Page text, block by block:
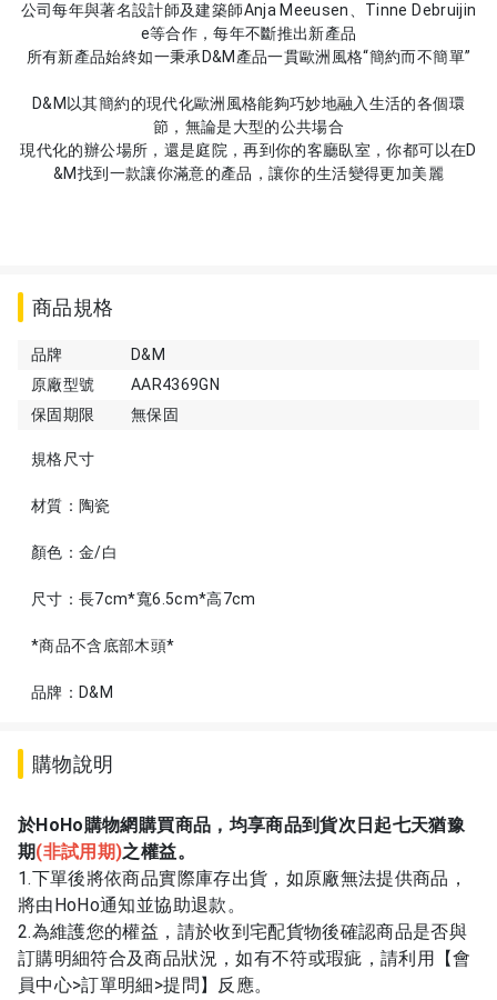
公司每年與著名設計師及建築師Anja Meeusen、Tinne Debruijin
e等合作，每年不斷推出新產品
所有新產品始終如一秉承D&M產品一貫歐洲風格“簡約而不簡單”
D&M以其簡約的現代化歐洲風格能夠巧妙地融入生活的各個環
節，無論是大型的公共場合
現代化的辦公場所，還是庭院，再到你的客廳臥室，你都可以在D
&M找到一款讓你滿意的產品，讓你的生活變得更加美麗
商品規格
品牌
D&M
原廠型號
AAR4369GN
保固期限
無保固
規格尺寸
材質：陶瓷
顏色：金/白
尺寸：長7cm*寬6.5cm*高7cm
*商品不含底部木頭*
品牌：D&M
購物說明
於HoHo購物網購買商品，均享商品到貨次日起七天猶豫
期(非試用期)之權益。
1.下單後將依商品實際庫存出貨，如原廠無法提供商品，
將由HoHo通知並協助退款。
2.為維護您的權益，請於收到宅配貨物後確認商品是否與
訂購明細符合及商品狀況，如有不符或瑕疵，請利用【會
員中心>訂單明細>提問】反應。